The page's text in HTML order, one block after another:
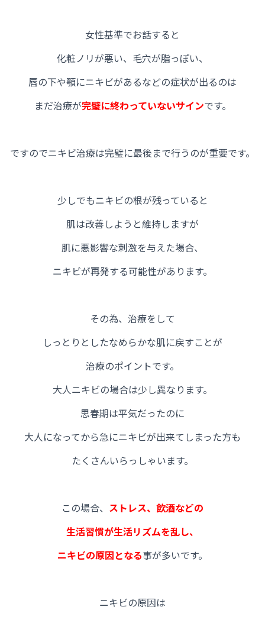
女性基準でお話すると
化粧ノリが悪い、毛穴が脂っぽい、
唇の下や顎にニキビがあるなどの症状が出るのは
まだ治療が完璧に終わっていないサインです。
ですのでニキビ治療は完璧に最後まで行うのが重要です。
少しでもニキビの根が残っていると
肌は改善しようと維持しますが
肌に悪影響な刺激を与えた場合、
ニキビが再発する可能性があります。
その為、治療をして
しっとりとしたなめらかな肌に戻すことが
治療のポイントです。
大人ニキビの場合は少し異なります。
思春期は平気だったのに
大人になってから急にニキビが出来てしまった方も
たくさんいらっしゃいます。
この場合、 ストレス、飲酒などの
生活習慣が生活リズムを乱し、
ニキビの原因となる事が多いです。
ニキビの原因は